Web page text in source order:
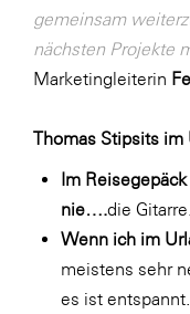
gemeinsam
nächsten Projekte
Marketingleiterin
Thomas Stipsits im
Im
nie….die Gitarre.
Wenn ich im
meistens sehr
es ist entspannt.